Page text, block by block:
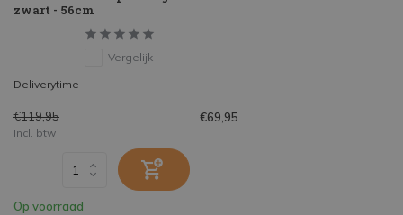
zwart - 56cm
Vergelijk
Deliverytime
€119,95 €69,95
Incl. btw
Op voorraad